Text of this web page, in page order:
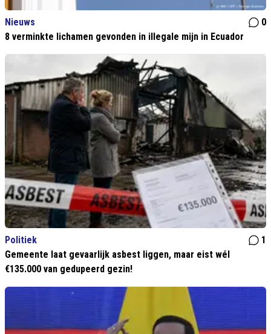
Nieuws
0
8 verminkte lichamen gevonden in illegale mijn in Ecuador
Politiek
1
Gemeente laat gevaarlijk asbest liggen, maar eist wél
€135.000 van gedupeerd gezin!